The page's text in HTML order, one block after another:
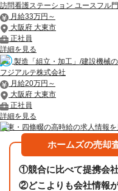
訪問看護ステーション ユースフル
月給33万円～
大阪府 大東市
正社員
詳細を見る
製造「組立・加工」/建設機械
フジアルテ株式会社
月給20万円～
大阪府 大東市
正社員
詳細を見る
大東・四條畷の高時給の求人情報を
ホームズの売却
①競合に比べて提携会
②どこよりも会社情報